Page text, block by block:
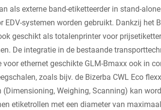
als externe band-etiketteerder in stand-
EDV-systemen worden gebruikt. Dankzij het
geschikt als totalenprinter voor
De integratie in de bestaande
voor ethernet geschikte GLM-Bmaxx ook in
zoals bijv. de Bizerba CWL Eco
(Dimensioning, Weighing, Scanning) kan
etiketrollen met een diameter van